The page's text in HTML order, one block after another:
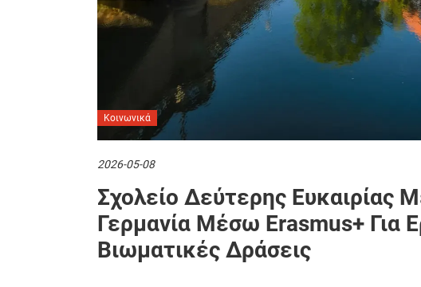
Κοινωνικά
2026-05-08
Σχολείο Δεύτερης Ευκαιρίας
Γερμανία Μέσω Erasmus+ Για
Βιωματικές Δράσεις